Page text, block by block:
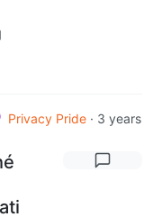
Privacy Pride · 3 years